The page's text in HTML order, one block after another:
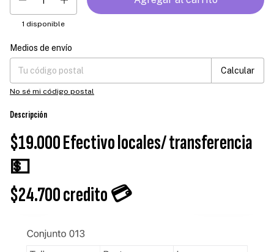
1 disponible
Entregas para el CP:
Medios de envío
Calcular
No sé mi código postal
Descripción
$19.000 Efectivo locales/ transferencia
💵
$24.700 credito 💳